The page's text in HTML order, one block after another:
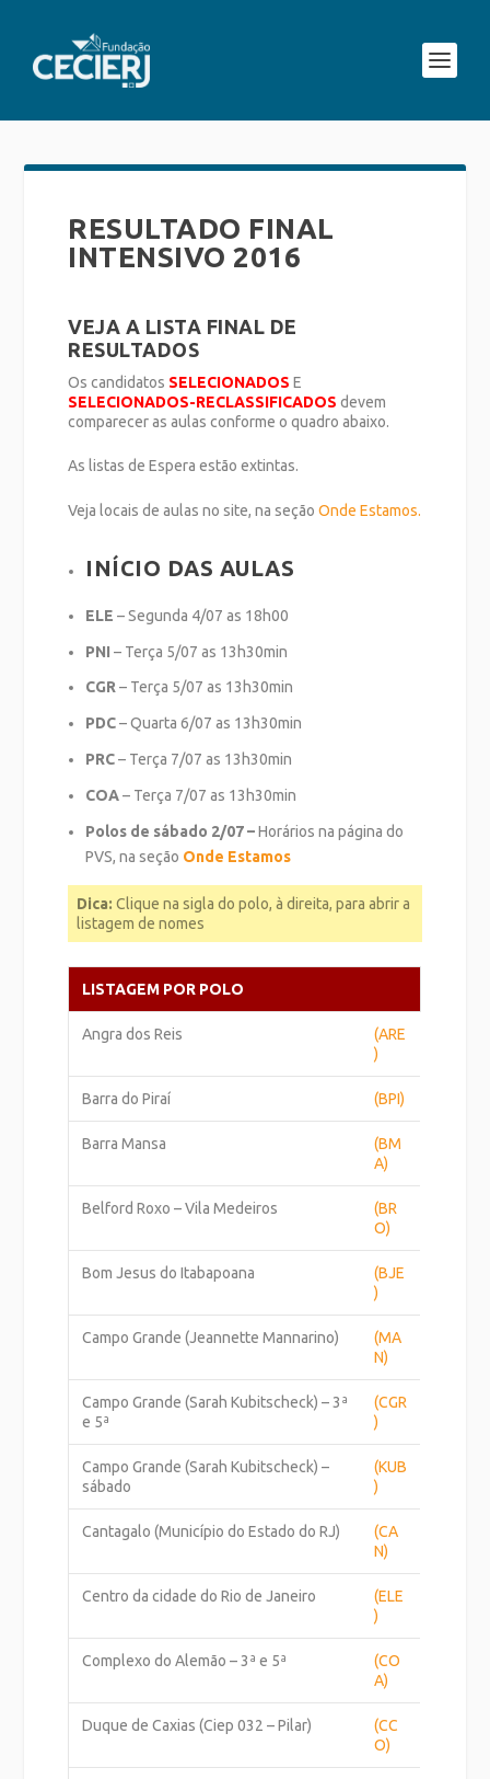
RESULTADO FINAL
INTENSIVO 2016
VEJA A LISTA FINAL DE
RESULTADOS
Os candidatos SELECIONADOS E
SELECIONADOS-RECLASSIFICADOS devem
comparecer as aulas conforme o quadro abaixo.
As listas de Espera estão extintas.
Veja locais de aulas no site, na seçãoOnde Estamos.
INÍCIO DAS AULAS
ELE – Segunda 4/07 as 18h00
PNI – Terça 5/07 as 13h30min
CGR– Terça 5/07 as 13h30min
PDC– Quarta 6/07 as 13h30min
PRC– Terça 7/07 as 13h30min
COA– Terça 7/07 as 13h30min
Polos de sábado 2/07 –Horários na página do
PVS, na seção Onde Estamos
Dica:Clique na sigla do polo, à direita, para abrir a
listagem de nomes
LISTAGEM POR POLO
Angra dos Reis
(ARE
)
Barra do Piraí (BPI)
Barra Mansa
(BM
A)
Belford Roxo – Vila Medeiros
(BR
O)
Bom Jesus do Itabapoana
(BJE
)
Campo Grande (Jeannette Mannarino)
(MA
N)
Campo Grande (Sarah Kubitscheck) – 3ª
e 5ª
(CGR
)
Campo Grande (Sarah Kubitscheck) –
sábado
(KUB
)
Cantagalo (Município do Estado do RJ)
(CA
N)
Centro da cidade do Rio de Janeiro
(ELE
)
Complexo do Alemão – 3ª e 5ª
(CO
A)
Duque de Caxias (Ciep 032 – Pilar)
(CC
O)